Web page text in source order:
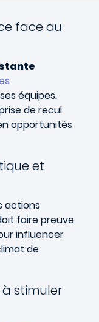
face au
équipes.
de recul
opportunités
et
actions
faire preuve
influencer
de
stimuler